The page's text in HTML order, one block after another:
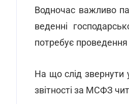
Водночас важливо
веденні
потребує проведення
На що слід звернути
звітності за МСФЗ